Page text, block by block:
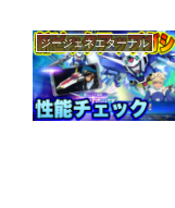
ジージェネエターナル